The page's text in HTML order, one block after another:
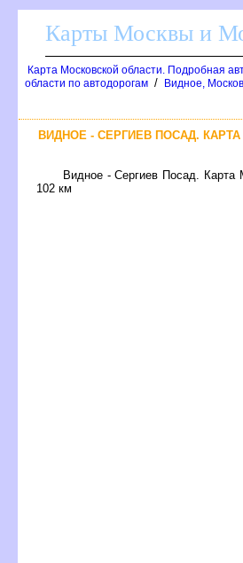
Карты Москвы и
Карта Московской области. Подробная
области по автодорогам / идное,
ИДНОЕ - СЕРГИЕВ ПОСАД.
идное - Сергиев Посад. Карта
102 км